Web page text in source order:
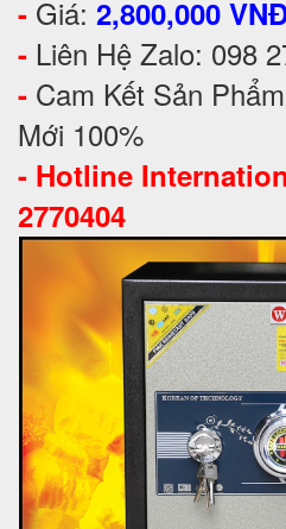
- Giá: 2,800,000
- Liên Hệ Zalo: 098
- Cam Kết Sản
Mới 100%
- Hotline
2770404